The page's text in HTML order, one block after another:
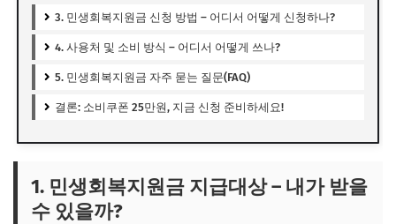
3. 민생회복지원금 신청 방법 – 어디서 어떻게 신청하나?
4. 사용처 및 소비 방식 – 어디서 어떻게 쓰나?
5. 민생회복지원금 자주 묻는 질문(FAQ)
결론: 소비쿠폰 25만원, 지금 신청 준비하세요!
1. 민생회복지원금 지급대상 – 내가 받을
수 있을까?